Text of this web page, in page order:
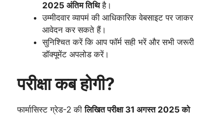
2025 अंतिम तिथिहै।
उम्मीदवार व्यापमं की आधिकारिक वेबसाइट पर जाकर
आवेदन कर सकते हैं।
सुनिश्चित करें कि आप फॉर्म सही भरें और सभी जरूरी
डॉक्यूमेंट अपलोड करें।
परीक्षा कब होगी?
फार्मासिस्ट ग्रेड-2 कीलिखित परीक्षा 31 अगस्त 2025 को